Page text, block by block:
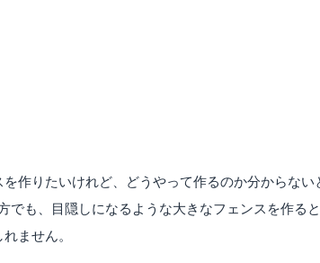
作りたいけれど、どうやって作るのか分からない
でも、目隠しになるような大きなフェンスを作る
ません。